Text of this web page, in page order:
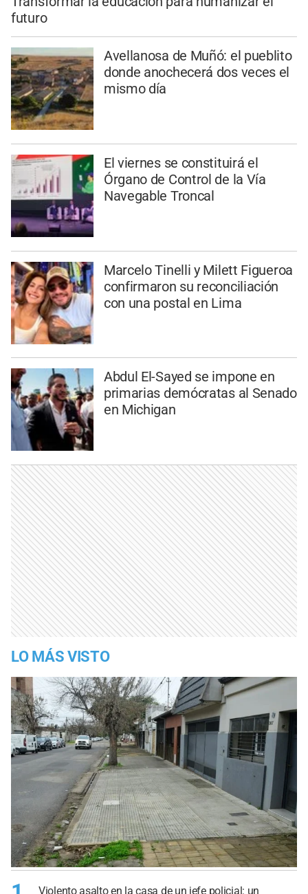
futuro
Avellanosa de Muñó: el pueblito
donde anochecerá dos veces el
mismo día
El viernes se constituirá el
Órgano de Control de la Vía
Navegable Troncal
Marcelo Tinelli y Milett Figueroa
confirmaron su reconciliación
con una postal en Lima
Abdul El-Sayed se impone en
primarias demócratas al Senado
en Michigan
LO MÁS VISTO
Violento asalto en la casa de un jefe policial: un